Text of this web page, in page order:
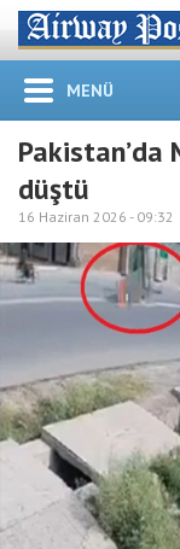
MENÜ
Pakistan’da
düştü
16 Haziran 2026 - 09:32